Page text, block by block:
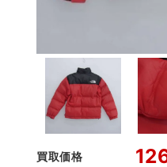
買取価格